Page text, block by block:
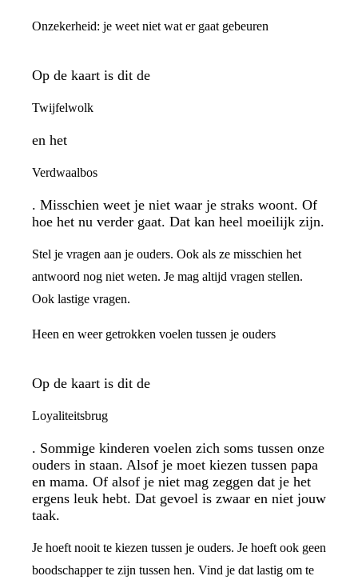
Onzekerheid: je weet niet wat er gaat gebeuren
Op de kaart is dit de
Twijfelwolk
en het
Verdwaalbos
. Misschien weet je niet waar je straks woont. Of
hoe het nu verder gaat. Dat kan heel moeilijk zijn.
Stel je vragen aan je ouders. Ook als ze misschien het
antwoord nog niet weten. Je mag altijd vragen stellen.
Ook lastige vragen.
Heen en weer getrokken voelen tussen je ouders
Op de kaart is dit de
Loyaliteitsbrug
. Sommige kinderen voelen zich soms tussen onze
ouders in staan. Alsof je moet kiezen tussen papa
en mama. Of alsof je niet mag zeggen dat je het
ergens leuk hebt. Dat gevoel is zwaar en niet jouw
taak.
Je hoeft nooit te kiezen tussen je ouders. Je hoeft ook geen
boodschapper te zijn tussen hen. Vind je dat lastig om te